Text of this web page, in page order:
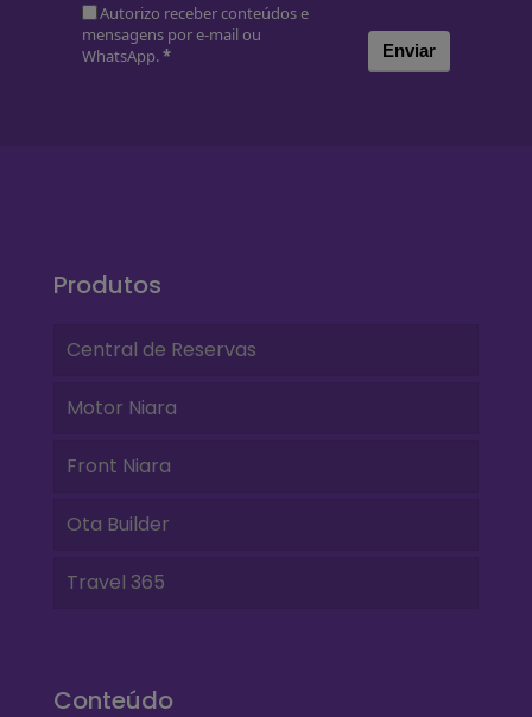
Autorizo receber conteúdos e
mensagens por e-mail ou
WhatsApp.* Enviar
Produtos
Central de Reservas
Motor Niara
Front Niara
Ota Builder
Travel 365
Conteúdo